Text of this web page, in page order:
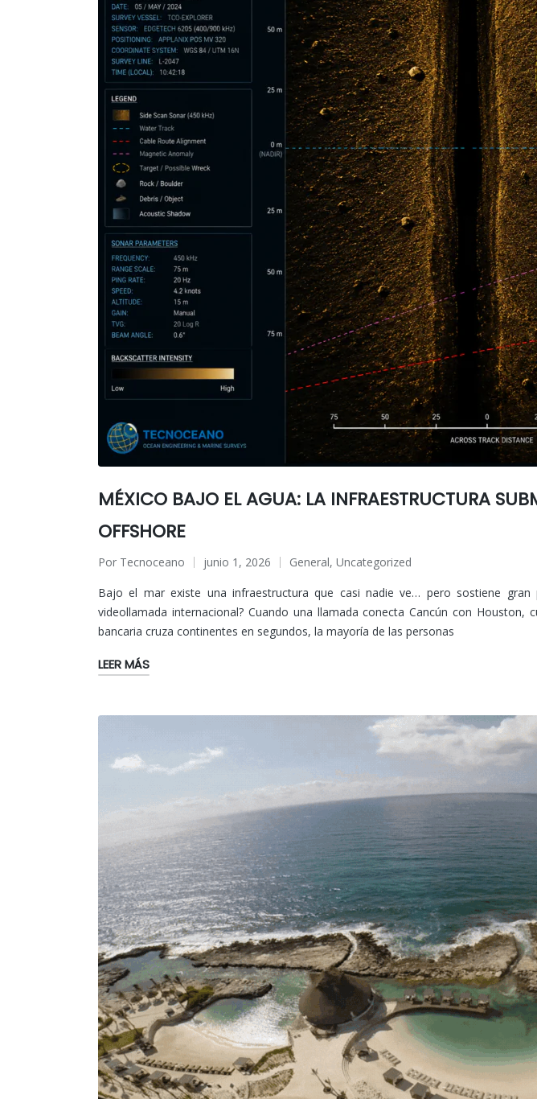
MÉXICO BAJO EL AGUA: LA INFRAESTRUCTURA
OFFSHORE
Publicado
por
Por Tecnoceano junio 1, 2026
Publicado
en
General, Uncategorized
Bajo el mar existe una infraestructura que casi nadie ve… pero sostiene
videollamada internacional? Cuando una llamada conecta Cancún con
bancaria cruza continentes en segundos, la mayoría de las personas
LEER MÁS